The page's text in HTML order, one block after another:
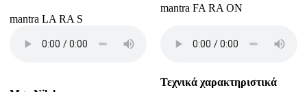
mantra LA RA S
mantra FA RA ON
Τεχνικά χαρακτηριστικά